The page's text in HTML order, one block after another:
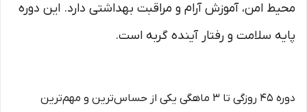
محیط امن، آموزش آرام و مراقبت بهداشتی دارد. این دوره
پایه سلامت و رفتار آینده گربه است.
دوره ۴۵ روزگی تا ۳ ماهگی یکی از حساس‌ترین و مهم‌ترین